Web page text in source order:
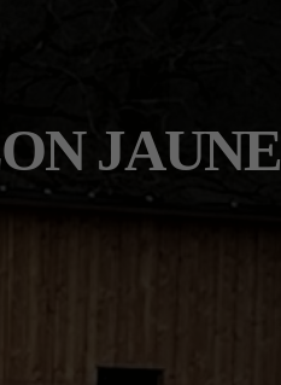
JAUNE